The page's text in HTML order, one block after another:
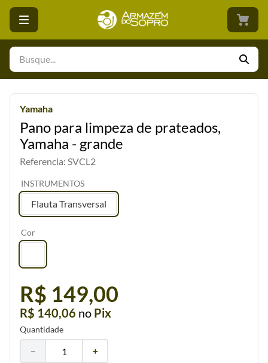
Busque...
Yamaha
Pano para limpeza de prateados,
Yamaha - grande
Referencia: SVCL2
INSTRUMENTOS
Flauta Transversal
Cor
R$ 149,00
R$ 140,06 no Pix
Quantidade
＋
－